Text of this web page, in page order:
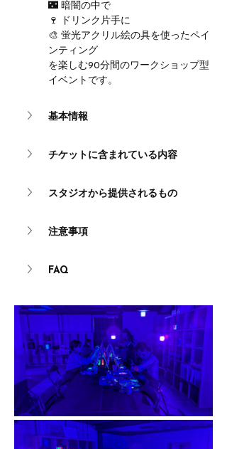
🌃 暗闇の中で
🍷 ドリンク片手に
🎨 蛍光アクリル絵の具を使ったペイ
ンティング
を楽しむ90分間のワークショップ型
イベントです。
基本情報
チケットに含まれている内容
スタジオから提供されるもの
注意事項
FAQ